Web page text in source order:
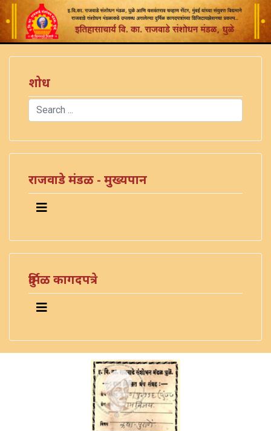
शोध
Search
राजवाडे मंडळ - मुख्यपान
दुर्मिळ कागदपत्रे